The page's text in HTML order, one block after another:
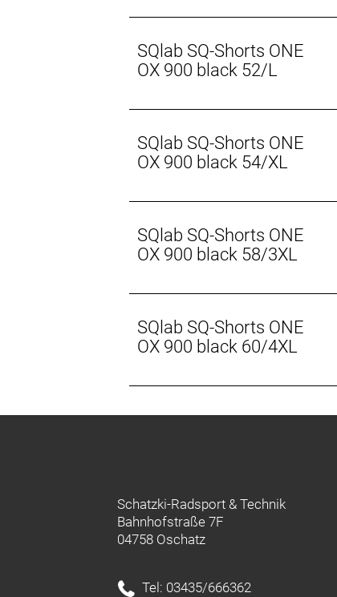
SQlab SQ-Shorts ONE
OX 900 black 52/L
SQlab SQ-Shorts ONE
OX 900 black 54/XL
SQlab SQ-Shorts ONE
OX 900 black 58/3XL
SQlab SQ-Shorts ONE
OX 900 black 60/4XL
Schatzki-Radsport & Technik
Bahnhofstraße 7F
04758 Oschatz
Tel: 03435/666362